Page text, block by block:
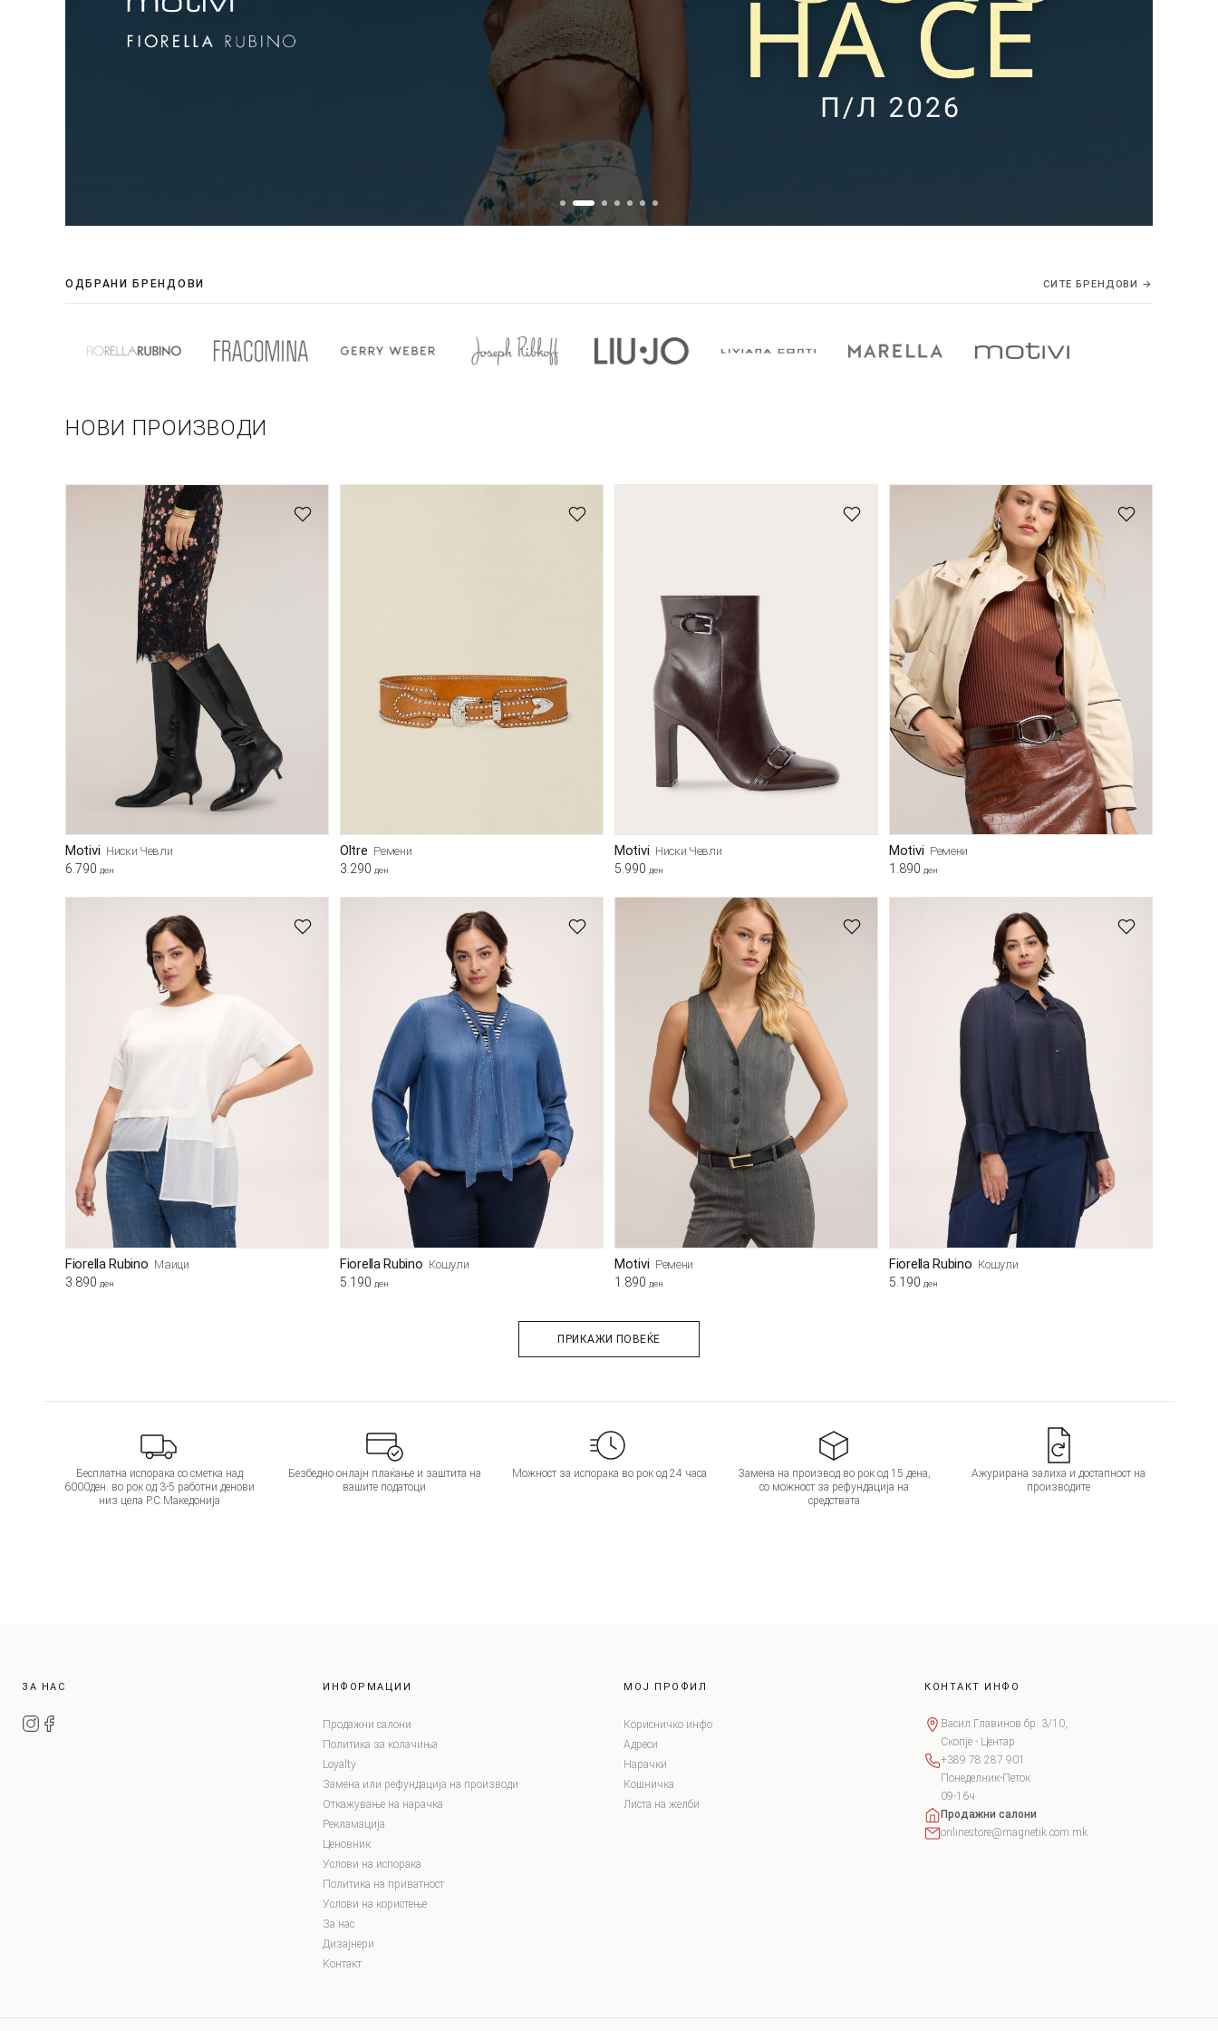
ОДБРАНИ БРЕНДОВИ СИТЕ БРЕНДОВИ →
НОВИ ПРОИЗВОДИ
Motivi Ниски Чевли
6.790 ден
Oltre Ремени
3.290 ден
Motivi Ниски Чевли
5.990 ден
Motivi Ремени
1.890 ден
Fiorella Rubino Маици
3.890 ден
Fiorella Rubino Кошули
5.190 ден
Motivi Ремени
1.890 ден
Fiorella Rubino Кошули
5.190 ден
ПРИКАЖИ ПОВЕЌЕ
Бесплатна испорака со сметка над
6000ден. во рок од 3-5 работни денови
низ цела Р.С.Македонија
Безбедно онлајн плаќање и заштита на
вашите податоци
Можност за испорака во рок од 24 часа
Замена на производ во рок од 15 дена,
со можност за рефундација на
средствата
Ажурирана залиха и достапност на
производите
ЗА НАС ИНФОРМАЦИИ
Продажни салони
Политика за колачиња
Loyalty
Замена или рефундација на производи
Откажување на нарачка
Рекламација
Ценовник
Услови на испорака
Политика на приватност
Услови на користење
За нас
Дизајнери
Контакт
МОЈ ПРОФИЛ
Корисничко инфо
Адреси
Нарачки
Кошничка
Листа на желби
КОНТАКТ ИНФО
Васил Главинов бр. 3/10,
Скопје - Центар
+389 78 287 901
Понеделник-Петок
09-16ч
Продажни салони
onlinestore@magnetik.com.mk